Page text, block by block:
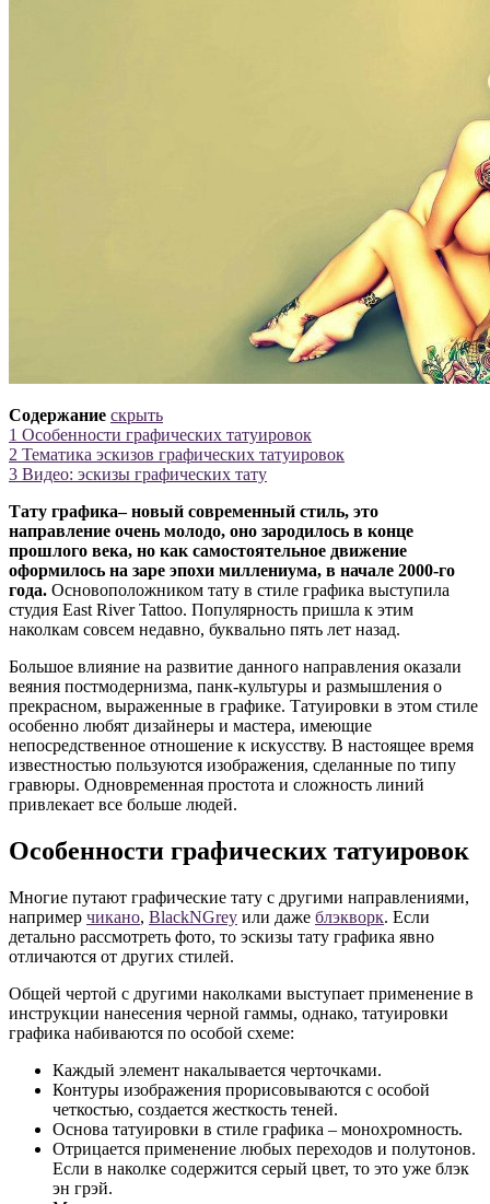
Содержание скрыть
1 Особенности графических татуировок
2 Тематика эскизов графических татуировок
3 Видео: эскизы графических тату
Тату графика– новый современный стиль, это
направление очень молодо, оно зародилось в конце
прошлого века, но как самостоятельное движение
оформилось на заре эпохи миллениума, в начале 2000-го
года. Основоположником тату в стиле графика выступила
студия East River Tattoo. Популярность пришла к этим
наколкам совсем недавно, буквально пять лет назад.
Большое влияние на развитие данного направления оказали
веяния постмодернизма, панк-культуры и размышления о
прекрасном, выраженные в графике. Татуировки в этом стиле
особенно любят дизайнеры и мастера, имеющие
непосредственное отношение к искусству. В настоящее время
известностью пользуются изображения, сделанные по типу
гравюры. Одновременная простота и сложность линий
привлекает все больше людей.
Особенности графических татуировок
Многие путают графические тату с другими направлениями,
например чикано, BlackNGrey или даже блэкворк. Если
детально рассмотреть фото, то эскизы тату графика явно
отличаются от других стилей.
Общей чертой с другими наколками выступает применение в
инструкции нанесения черной гаммы, однако, татуировки
графика набиваются по особой схеме:
Каждый элемент накалывается черточками.
Контуры изображения прорисовываются с особой
четкостью, создается жесткость теней.
Основа татуировки в стиле графика – монохромность.
Отрицается применение любых переходов и полутонов.
Если в наколке содержится серый цвет, то это уже блэк
эн грэй.